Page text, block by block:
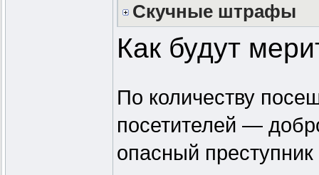
Скучные штрафы
Как будут
По количеству
посетителей —
опасный преступник